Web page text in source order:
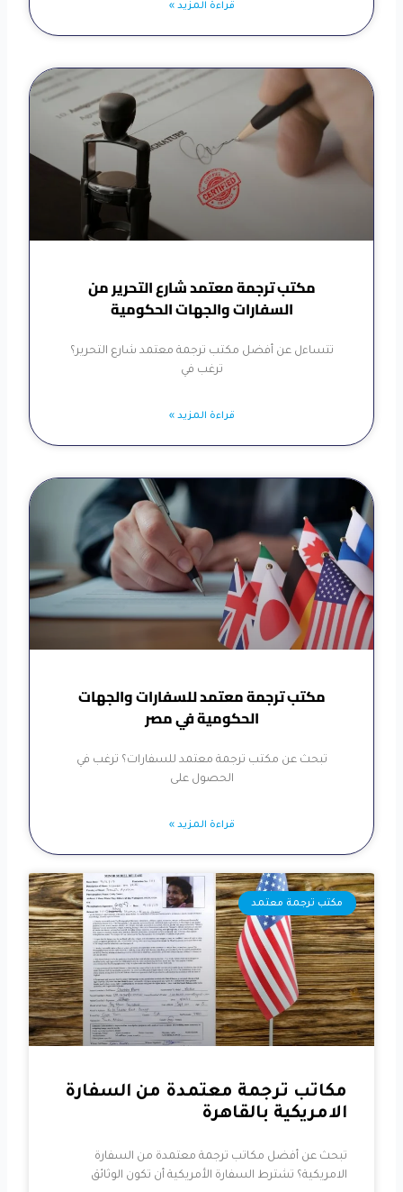
قراءة المزيد »
مكتب ترجمة معتمد شارع التحرير من
السفارات والجهات الحكومية
تتساءل عن أفضل مكتب ترجمة معتمد شارع التحرير؟
ترغب في
قراءة المزيد »
مكتب ترجمة معتمد للسفارات والجهات
الحكومية في مصر
تبحث عن مكتب ترجمة معتمد للسفارات؟ ترغب في
الحصول على
قراءة المزيد »
مكتب ترجمة معتمد
مكاتب ترجمة معتمدة من السفارة
الامريكية بالقاهرة
تبحث عن أفضل مكاتب ترجمة معتمدة من السفارة
الامريكية؟ تشترط السفارة الأمريكية أن تكون الوثائق